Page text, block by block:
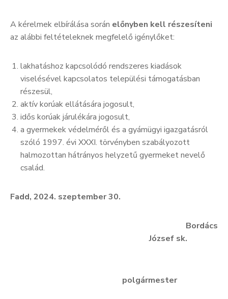
A kérelmek elbírálása során előnyben kell részesíteni
az alábbi feltételeknek megfelelő igénylőket:
lakhatáshoz kapcsolódó rendszeres kiadások
viselésével kapcsolatos települési támogatásban
részesül,
aktív korúak ellátására jogosult,
idős korúak járulékára jogosult,
a gyermekek védelméről és a gyámügyi igazgatásról
szóló 1997. évi XXXI. törvényben szabályozott
halmozottan hátrányos helyzetű gyermeket nevelő
család.
Fadd, 2024. szeptember 30.
Bordács
József sk.
polgármester